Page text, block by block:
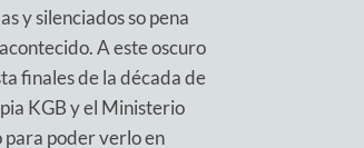
y silenciados so pena
A este oscuro
finales de la década de
KGB y el Ministerio
para poder verlo en